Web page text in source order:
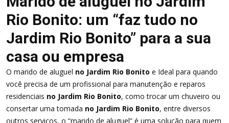
Rio Bonito: um “faz tudo no
Jardim Rio Bonito” para a sua
casa ou empresa
O marido de aluguel no Jardim Rio Bonito e Ideal para quando
você precisa de um profissional para manutenção e reparos
residenciais no Jardim Rio Bonito, como trocar um chuveiro ou
consertar uma tomada no Jardim Rio Bonito, entre diversos
outros serviços, o “marido de aluguel” é uma solução para quem